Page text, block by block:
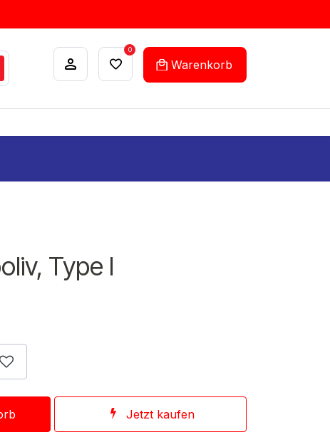
0
Warenkorb
Type I
Jetzt kaufen